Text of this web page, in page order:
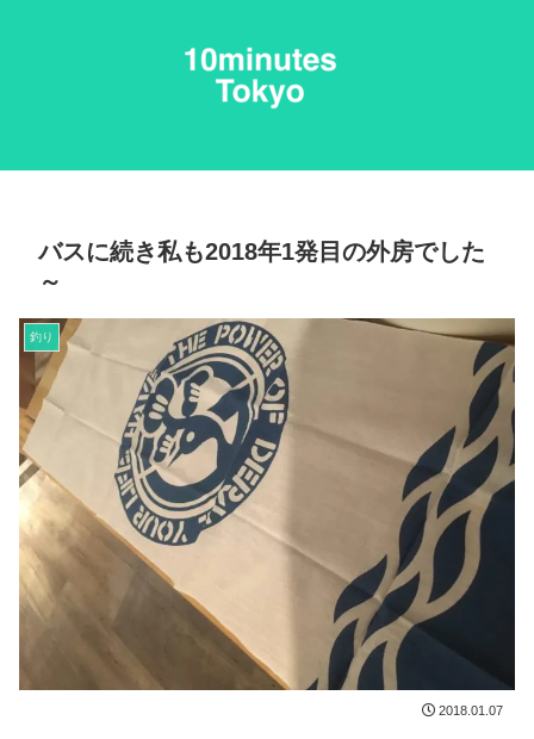
バスに続き私も2018年1発目の外房でした
～
釣り
2018.01.07